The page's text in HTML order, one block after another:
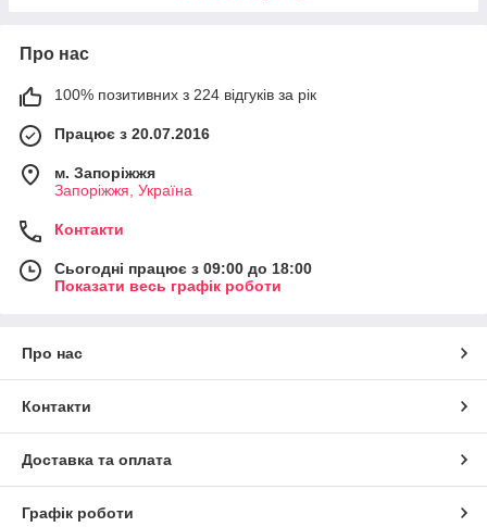
Про нас
100% позитивних з 224 відгуків за рік
Працює з 20.07.2016
м. Запоріжжя
Запоріжжя, Україна
Контакти
Сьогодні працює з 09:00 до 18:00
Показати весь графік роботи
Про нас
Контакти
Доставка та оплата
Графік роботи